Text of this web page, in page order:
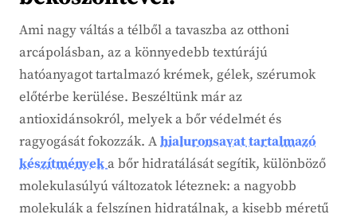
Ami nagy váltás a télből a tavaszba az otthoni
arcápolásban, az a könnyedebb textúrájú
hatóanyagot tartalmazó krémek, gélek, szérumok
előtérbe kerülése. Beszéltünk már az
antioxidánsokról, melyek a bőr védelmét és
ragyogását fokozzák. Ahialuronsavat tartalmazó
készítményeka bőr hidratálását segítik, különböző
molekulasúlyú változatok léteznek: a nagyobb
molekulák a felszínen hidratálnak, a kisebb méretű